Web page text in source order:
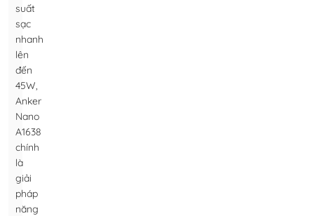
suất
sạc
nhanh
lên
đến
45W,
Anker
Nano
A1638
chính
là
giải
pháp
năng